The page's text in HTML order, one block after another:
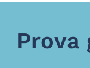
Prova